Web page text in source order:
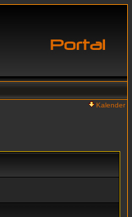
Kalender